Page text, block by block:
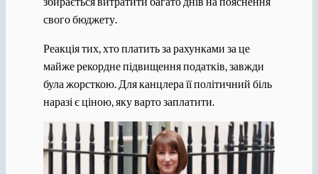
свого бюджету.
Реакція тих, хто платить за рахунками за це
майже рекордне підвищення податків, завжди
була жорсткою. Для канцлера її політичний біль
наразі є ціною, яку варто заплатити.